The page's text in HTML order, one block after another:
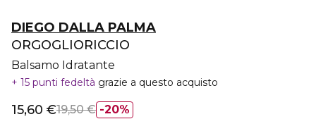
DIEGO DALLA PALMA
ORGOGLIORICCIO
Balsamo Idratante
15 punti fedeltà grazie a questo acquisto
20%
15,60 €19,50 €